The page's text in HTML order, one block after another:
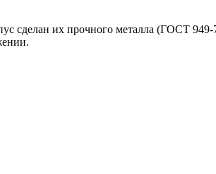
сделан их прочного металла (ГОСТ